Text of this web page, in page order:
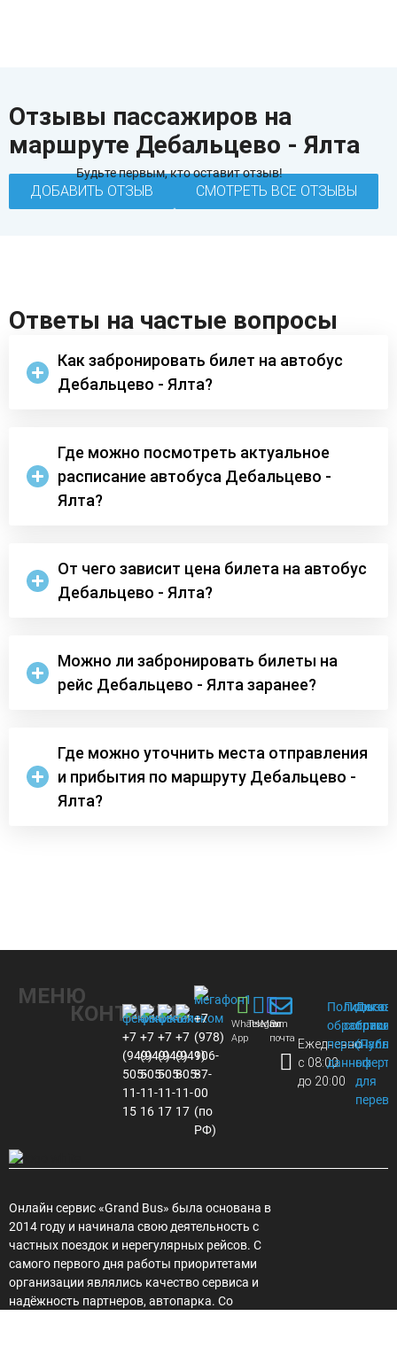
Отзывы пассажиров на
маршруте Дебальцево - Ялта
Будьте первым, кто оставит отзыв!
ДОБАВИТЬ ОТЗЫВ СМОТРЕТЬ ВСЕ ОТЗЫВЫ
Ответы на частые вопросы
Как забронировать билет на автобус
Дебальцево - Ялта?
Где можно посмотреть актуальное
расписание автобуса Дебальцево -
Ялта?
От чего зависит цена билета на автобус
Дебальцево - Ялта?
Можно ли забронировать билеты на
рейс Дебальцево - Ялта заранее?
Где можно уточнить места отправления
и прибытия по маршруту Дебальцево -
Ялта?
МЕНЮ
КОНТАКТЫ
+7
(949)
505-
11-
15
+7
(949)
505-
11-
16
+7
(949)
505-
11-
17
+7
(949)
805-
11-
17
+7
(978)
106-
87-
00
(по
РФ)
Whats
App
Telegram
MaxЭл.
почта Ежедневно
с 08:00
до 20:00
Политика
обработки
данных
для
Онлайн сервис «Grand Bus» была основана в
2014 году и начинала свою деятельность с
частных поездок и нерегулярных рейсов. С
самого первого дня работы приоритетами
организации являлись качество сервиса и
надёжность партнеров, автопарка. Со